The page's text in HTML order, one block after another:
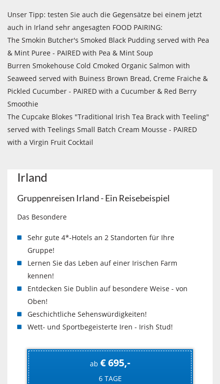
Unser Tipp: testen Sie auch die Gegensätze bei einem jetzt
auch in Irland sehr angesagten FOOD PAIRING:
The Smokin Butcher's Smoked Black Pudding served with Pea
& Mint Puree - PAIRED with Pea & Mint Soup
Burren Smokehouse Cold Cmoked Organic Salmon with
Seaweed served with Buiness Brown Bread, Creme Fraiche &
Pickled Cucumber - PAIRED with a Cucumber & Red Berry
Smoothie
The Cupcake Blokes "Traditional Irish Tea Brack with Teeling"
served with Teelings Small Batch Cream Mousse - PAIRED
with a Virgin Fruit Cocktail
Irland
Gruppenreisen Irland - Ein Reisebeispiel
Das Besondere
Sehr gute 4*-Hotels an 2 Standorten für Ihre
Gruppe!
Lernen Sie das Leben auf einer Irischen Farm
kennen!
Entdecken Sie Dublin auf besondere Weise - von
Oben!
Geschichtliche Sehenswürdigkeiten!
Wett- und Sportbegeisterte Iren - Irish Stud!
ab € 695,-
6 TAGE